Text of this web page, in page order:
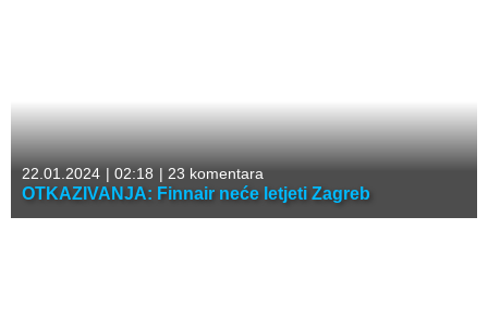
22.01.2024 | 02:18 | 23 komentara
OTKAZIVANJA: Finnair neće letjeti Zagreb